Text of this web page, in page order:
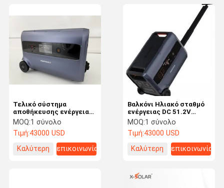
Τελικό σύστημα
αποθήκευσης ενέργειας
3 σε 1 για το σπίτι
Βαλκόνι Ηλιακό σταθμό
παραγωγής ενέργειας
MOQ:1 σύνολο
Τιμή:43000 USD
Καλύτερη
επικοινωνία
Βαλκόνι Ηλιακό σταθμό
ενέργειας DC 51.2V
Επικοινωνία RS485 /
RS232 / Can
MOQ:1 σύνολο
Τιμή:43000 USD
Καλύτερη
επικοινωνία